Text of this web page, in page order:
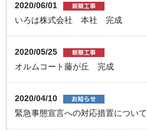
2020/06/01
いろは株式会社 本社 完成
2020/05/25
オルムコート藤が丘 完成
2020/04/10
緊急事態宣言への対応措置について